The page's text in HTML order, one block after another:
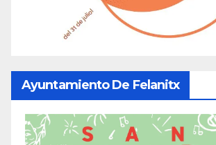
Ayuntamiento De Felanitx